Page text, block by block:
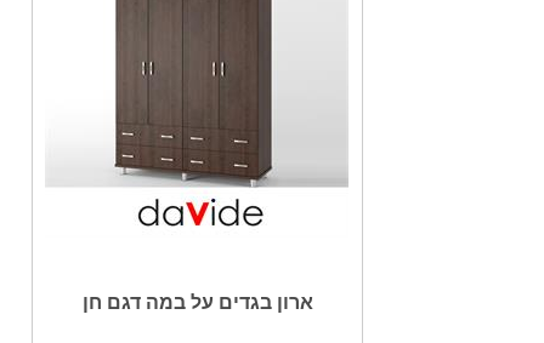
ארון בגדים על במה דגם חן